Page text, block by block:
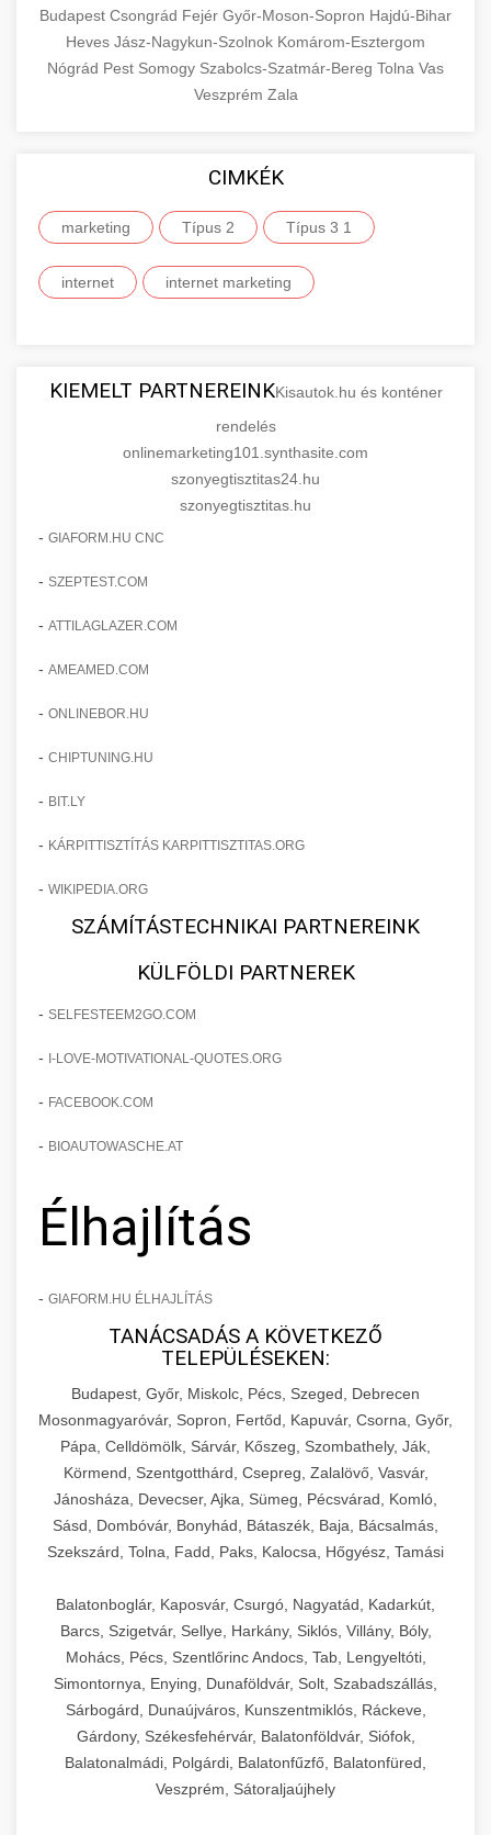
Budapest Csongrád Fejér Győr-Moson-Sopron Hajdú-Bihar
Heves Jász-Nagykun-Szolnok Komárom-Esztergom
Nógrád Pest Somogy Szabolcs-Szatmár-Bereg Tolna Vas
Veszprém Zala
CIMKÉK
marketing Típus 2 Típus 3 1
internet internet marketing
KIEMELT PARTNEREINKKisautok.hu és konténer
rendelés
onlinemarketing101.synthasite.com
szonyegtisztitas24.hu
szonyegtisztitas.hu
- GIAFORM.HU CNC
- SZEPTEST.COM
- ATTILAGLAZER.COM
- AMEAMED.COM
- ONLINEBOR.HU
- CHIPTUNING.HU
- BIT.LY
- KÁRPITTISZTÍTÁS KARPITTISZTITAS.ORG
- WIKIPEDIA.ORG
SZÁMÍTÁSTECHNIKAI PARTNEREINK
KÜLFÖLDI PARTNEREK
- SELFESTEEM2GO.COM
- I-LOVE-MOTIVATIONAL-QUOTES.ORG
- FACEBOOK.COM
- BIOAUTOWASCHE.AT
Élhajlítás
- GIAFORM.HU ÉLHAJLÍTÁS
TANÁCSADÁS A KÖVETKEZŐ
TELEPÜLÉSEKEN:
Budapest, Győr, Miskolc, Pécs, Szeged, Debrecen
Mosonmagyaróvár, Sopron, Fertőd, Kapuvár, Csorna, Győr,
Pápa, Celldömölk, Sárvár, Kőszeg, Szombathely, Ják,
Körmend, Szentgotthárd, Csepreg, Zalalövő, Vasvár,
Jánosháza, Devecser, Ajka, Sümeg, Pécsvárad, Komló,
Sásd, Dombóvár, Bonyhád, Bátaszék, Baja, Bácsalmás,
Szekszárd, Tolna, Fadd, Paks, Kalocsa, Hőgyész, Tamási
Balatonboglár, Kaposvár, Csurgó, Nagyatád, Kadarkút,
Barcs, Szigetvár, Sellye, Harkány, Siklós, Villány, Bóly,
Mohács, Pécs, Szentlőrinc Andocs, Tab, Lengyeltóti,
Simontornya, Enying, Dunaföldvár, Solt, Szabadszállás,
Sárbogárd, Dunaújváros, Kunszentmiklós, Ráckeve,
Gárdony, Székesfehérvár, Balatonföldvár, Siófok,
Balatonalmádi, Polgárdi, Balatonfűzfő, Balatonfüred,
Veszprém, Sátoraljaújhely